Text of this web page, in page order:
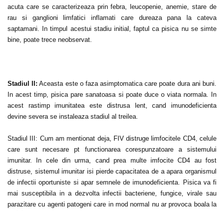
acuta care se caracterizeaza prin febra, leucopenie, anemie, stare de
rau si ganglioni limfatici inflamati care dureaza pana la cateva
saptamani. In timpul acestui stadiu initial, faptul ca pisica nu se simte
bine, poate trece neobservat.
Stadiul II: Aceasta este o faza asimptomatica care poate dura ani buni.
In acest timp, pisica pare sanatoasa si poate duce o viata normala. In
acest rastimp imunitatea este distrusa lent, cand imunodeficienta
devine severa se instaleaza stadiul al treilea.
Stadiul III: Cum am mentionat deja, FIV distruge limfocitele CD4, celule
care sunt necesare pt functionarea corespunzatoare a sistemului
imunitar. In cele din urma, cand prea multe imfocite CD4 au fost
distruse, sistemul imunitar isi pierde capacitatea de a apara organismul
de infectii oportuniste si apar semnele de imunodeficienta. Pisica va fi
mai susceptibila in a dezvolta infectii bacteriene, fungice, virale sau
parazitare cu agenti patogeni care in mod normal nu ar provoca boala la